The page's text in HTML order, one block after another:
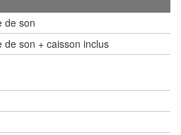
de son
de son + caisson inclus